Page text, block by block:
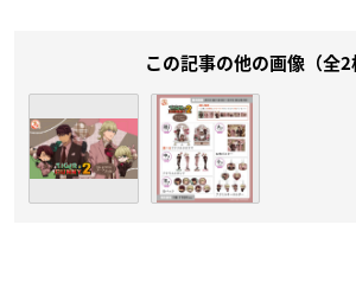
この記事の他の画像（全2